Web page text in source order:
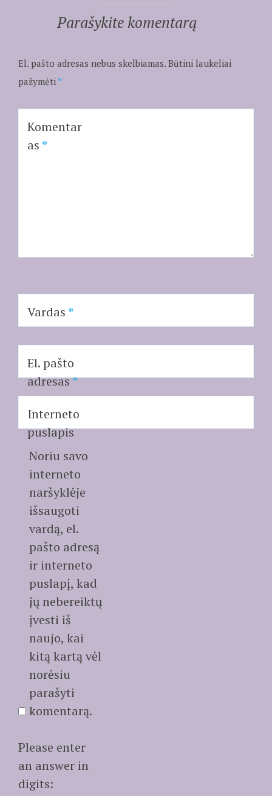
Parašykite komentarą
El. pašto adresas nebus skelbiamas. Būtini laukeliai
pažymėti *
Komentar
as *
Vardas *
El. pašto
adresas*
Interneto
puslapis
Noriu savo
interneto
naršyklėje
išsaugoti
vardą, el.
pašto adresą
ir interneto
puslapį, kad
jų nebereiktų
įvesti iš
naujo, kai
kitą kartą vėl
norėsiu
parašyti
komentarą.
Please enter
an answer in
digits: